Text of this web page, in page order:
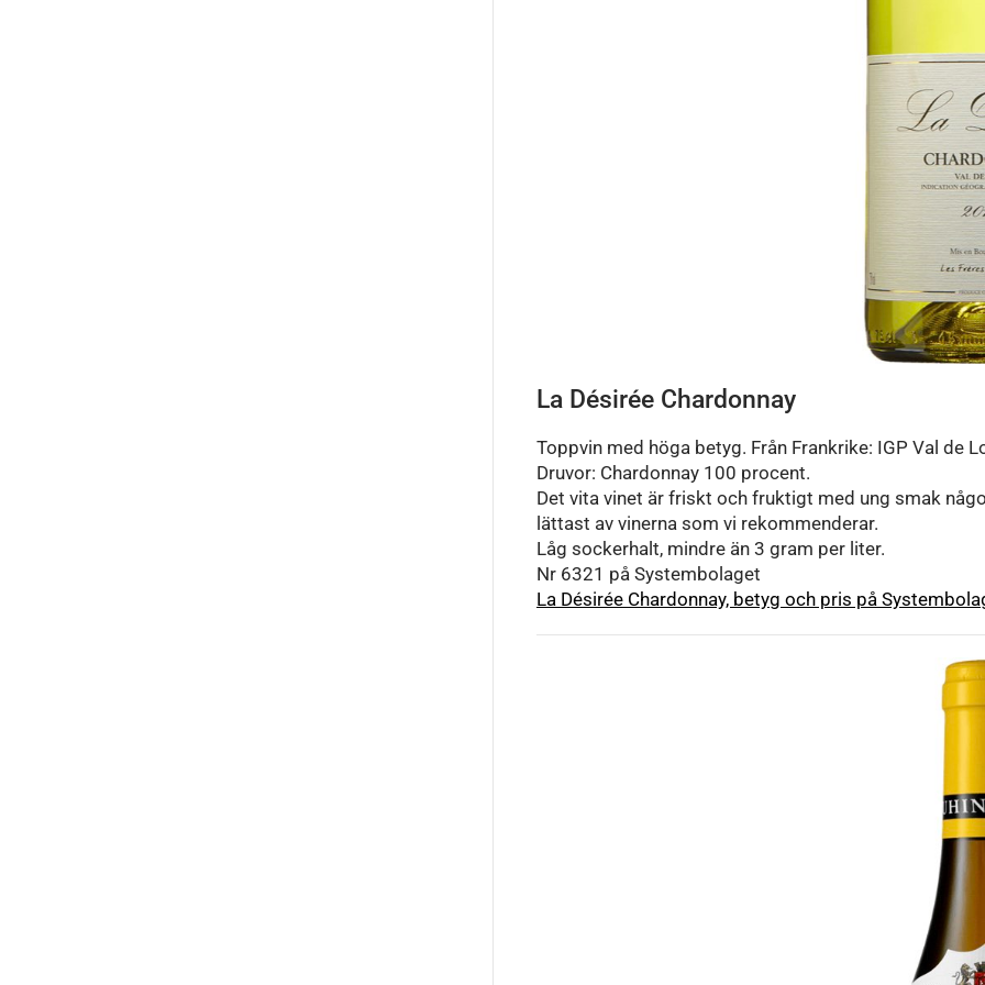
La Désirée Chardonnay
Toppvin med höga betyg. Från Frankrike: IGP Val de
Druvor: Chardonnay 100 procent.
Det vita vinet är friskt och fruktigt med ung smak
lättast av vinerna som vi rekommenderar.
Låg sockerhalt, mindre än 3 gram per liter.
Nr 6321 på Systembolaget
La Désirée Chardonnay, betyg och pris på